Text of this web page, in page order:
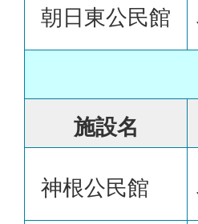
朝日東公民館
施設名
神根公民館